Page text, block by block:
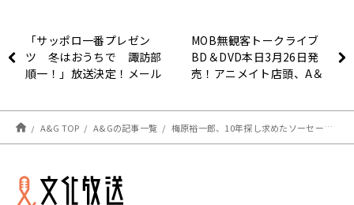
「サッポロ一番プレゼン
ツ 冬はおうちで 諏訪部
順一！」放送決定！メール
MOB無観客トークライブ
BD＆DVD本日3月26日発
売！アニメイト店頭、A＆
A&G TOP A&Gの記事一覧 梅原裕一郎、10年探し求めたソーセージ発見！ / 西山宏太朗のフォトブックに古市憲寿!?『宏太朗と裕一郎 ひょろっと男子』